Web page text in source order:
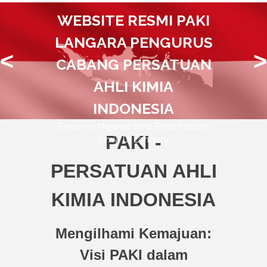
WEBSITE RESMI PAKI
LANGARA PENGURUS
CABANG PERSATUAN
AHLI KIMIA
INDONESIA
Kimia Di Langara
< >
PAKI -
PERSATUAN AHLI
KIMIA INDONESIA
Mengilhami Kemajuan:
Visi PAKI dalam